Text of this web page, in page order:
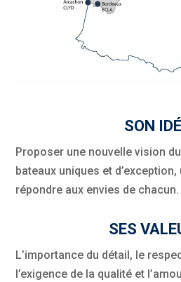
SON
Proposer une nouvelle vision
bateaux uniques et
répondre aux envies de chacun.
SES
L’importance du détail, le
l’exigence de la qualité et